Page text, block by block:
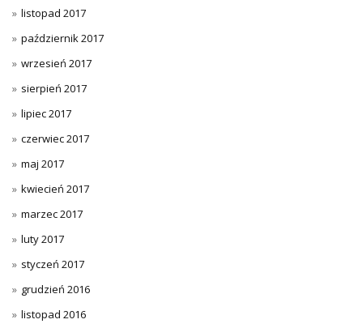
listopad 2017
październik 2017
wrzesień 2017
sierpień 2017
lipiec 2017
czerwiec 2017
maj 2017
kwiecień 2017
marzec 2017
luty 2017
styczeń 2017
grudzień 2016
listopad 2016